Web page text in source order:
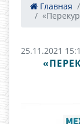
Главная
25.11.2021